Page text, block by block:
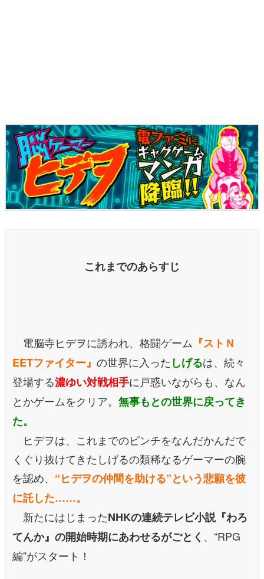
アプリレビュー
その他
電ファミニコゲーマーとは？
運営：株式会社マレ
これまでのあらすじ
電脳寺ヒデヲに誘われ、格闘ゲーム 『ストＮ
EETファイター』 の世界に入った しげるは、続々
登場する濃ゆい対戦相手に戸惑いながらも、なん
とかゲームをクリア。 無事もとの世界に戻ってき
た。
ヒデヲは、これまでのピンチをなんだかんだで
くぐり抜けてきたしげるの類稀なるゲーマーの腕
を認め、 “ヒデヲの仲間を助ける”という悲願を彼
に託した……。
新たにはじまったNHKの連続テレビ小説『わろ
てんか』の開始時期にあわせるがごとく 、“RPG
編”がスタート！